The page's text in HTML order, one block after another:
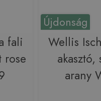
fali
rose
Újdonság
Wellis
akasztó,
arany